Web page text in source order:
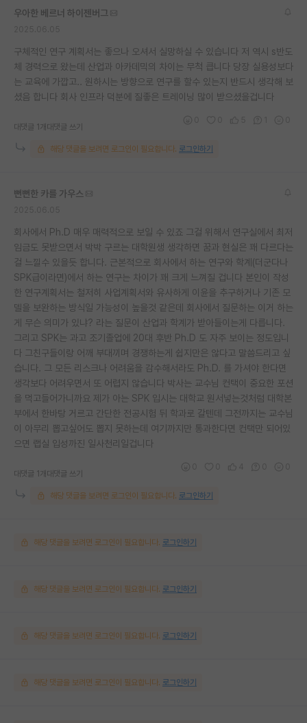
우아한 베르너 하이젠버그
구체적인 연구 계획서는 좋으나 오셔서 실망하실 수 있습니다 저 역시 s반도
체 경력으로 왔는데 산업과 아카데믹의 차이는 무척 큽니다 당장 실용성보다
는 교육에 가깝고.. 원하시는 방향으로 연구를 할수 있는지 반드시 생각해 보
셨음 합니다 회사 인프라 덕분에 질좋은 트레이닝 많이 받으셨을겁니다
대댓글 1개 대댓글 쓰기
해당 댓글을 보려면 로그인이 필요합니다. 로그인하기
뻔뻔한 카를 가우스
회사에서 Ph.D 매우 매력적으로 보일 수 있죠 그걸 위해서 연구실에서 최저
임금도 못받으면서 박박 구르는 대학원생 생각하면 꿈과 현실은 꽤 다르다는
걸 느낄수 있을듯 합니다. 근본적으로 회사에서 하는 연구와 학계(더군다나
SPK급이라면)에서 하는 연구는 차이가 꽤 크게 느껴질 겁니다 본인이 작성
한 연구계획서는 철저히 사업계획서와 유사하게 이윤을 추구하거나 기존 모
델을 보완하는 방식일 가능성이 높을것 같은데 회사에서 질문하는 이거 하는
게 무슨 의미가 있냐? 라는 질문이 산업과 학계가 받아들이는게 다릅니다.
그리고 SPK는 과고 조기졸업에 20대 후반 Ph.D 도 자주 보이는 정도입니
다 그친구들이랑 어깨 부대끼며 경쟁하는게 쉽지만은 않다고 말씀드리고 싶
습니다. 그 모든 리스크나 어려움을 감수해서라도 Ph.D. 를 가셔야 한다면
생각보다 어려우면서 또 어렵지 않습니다 박사는 교수님 컨택이 중요한 포션
을 먹고들어가니까요 제가 아는 SPK 입시는 대학교 원서넣는것처럼 대학본
부에서 한바탕 거르고 간단한 전공시험 뒤 학과로 갈텐데 그전까지는 교수님
이 아무리 뽑고싶어도 뽑지 못하는데 여기까지만 통과한다면 컨택만 되어있
으면 랩실 입성까진 일사천리일겁니다
대댓글 1개 대댓글 쓰기
해당 댓글을 보려면 로그인이 필요합니다. 로그인하기
해당 댓글을 보려면 로그인이 필요합니다. 로그인하기
해당 댓글을 보려면 로그인이 필요합니다. 로그인하기
해당 댓글을 보려면 로그인이 필요합니다. 로그인하기
해당 댓글을 보려면 로그인이 필요합니다. 로그인하기